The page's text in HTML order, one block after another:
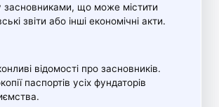
засновниками, що може містити
звіти або інші економічні акти.
відомості про засновників.
паспортів усіх фундаторів